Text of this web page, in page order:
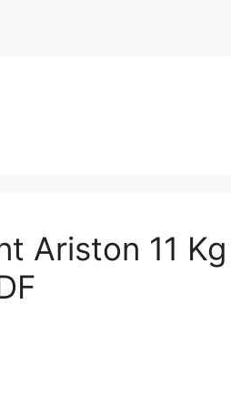
Ariston 11 Kg